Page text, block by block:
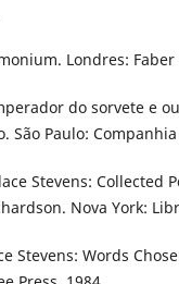
Londres:
do sorvete e
São Paulo:
Stevens: Collected
Nova York:
Stevens: Words